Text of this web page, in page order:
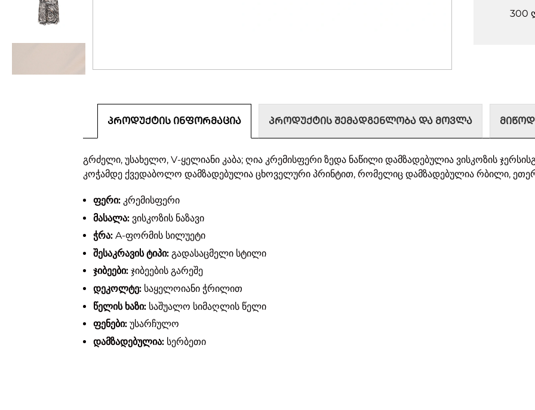
300
ᲞᲠᲝᲓᲣᲥᲢᲘᲡ ᲘᲜᲤᲝᲠᲛᲐᲪᲘᲐ ᲞᲠᲝᲓᲣᲥᲢᲘᲡ ᲨᲔᲛᲐᲓᲒᲔᲜᲚᲝᲑᲐ ᲓᲐ ᲛᲝᲕᲚᲐ
გრძელი, უსახელო, V-ყელიანი კაბა; ღია კრემისფერი ზედა ნაწილი დამზადებულია ვისკოზის
კოჭამდე ქვედაბოლო დამზადებულია ცხოველური პრინტით, რომელიც დამზადებულია რბილი,
ფერი: კრემისფერი
მასალა: ვისკოზის ნაზავი
ჭრა: A-ფორმის სილუეტი
შესაკრავის ტიპი: გადასაცმელი სტილი
ჯიბეები: ჯიბეების გარეშე
დეკოლტე: საყელოიანი ჭრილით
წელის ხაზი: საშუალო სიმაღლის წელი
ფენები: უსარჩულო
დამზადებულია: სერბეთი